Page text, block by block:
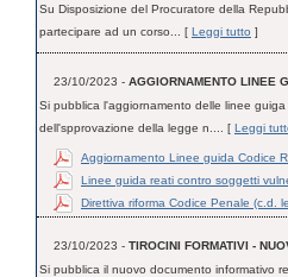
Su Disposizione del Procuratore della
partecipare ad un corso... [ Leggi tutto ]
23/10/2023 - AGGIORNAMENTO LINEE
Si pubblica l'aggiornamento delle linee
dell'spprovazione della legge n.... [ Leggi
Aggiornamento Linee guida Codice
Linee guida reati contro soggetti
Direttiva riforma Codice Penale (c.d.
23/10/2023 - TIROCINI FORMATIVI -
Si pubblica il nuovo documento informativo